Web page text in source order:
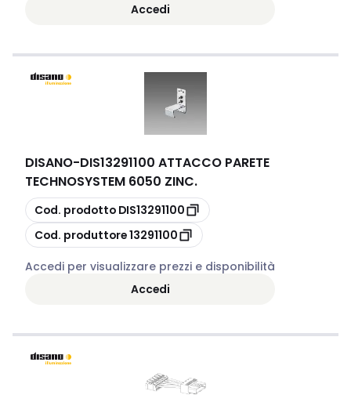
Accedi
DISANO-DIS13291100 ATTACCO PARETE
TECHNOSYSTEM 6050 ZINC.
copia
Cod. prodotto DIS13291100
copia
Cod. produttore13291100
Accedi per visualizzare prezzi e disponibilità
Accedi